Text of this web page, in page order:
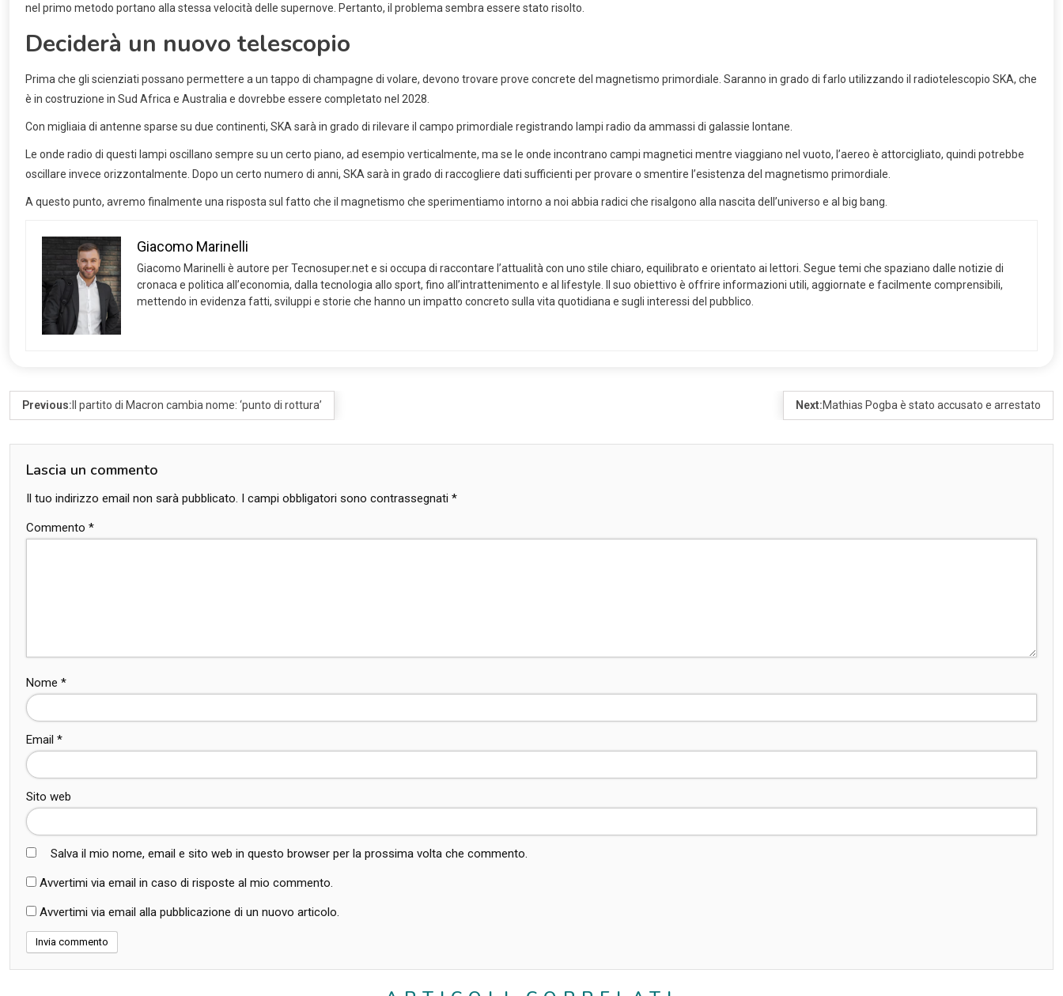
nel primo metodo portano alla stessa velocità delle supernove. Pertanto, il problema sembra essere stato risolto.
Deciderà un nuovo telescopio
Prima che gli scienziati possano permettere a un tappo di champagne di volare, devono trovare prove concrete del magnetismo primordiale. Saranno in grado di farlo utilizzando il radiotelescopio SKA, che
è in costruzione in Sud Africa e Australia e dovrebbe essere completato nel 2028.
Con migliaia di antenne sparse su due continenti, SKA sarà in grado di rilevare il campo primordiale registrando lampi radio da ammassi di galassie lontane.
Le onde radio di questi lampi oscillano sempre su un certo piano, ad esempio verticalmente, ma se le onde incontrano campi magnetici mentre viaggiano nel vuoto, l’aereo è attorcigliato, quindi potrebbe
oscillare invece orizzontalmente. Dopo un certo numero di anni, SKA sarà in grado di raccogliere dati sufficienti per provare o smentire l’esistenza del magnetismo primordiale.
A questo punto, avremo finalmente una risposta sul fatto che il magnetismo che sperimentiamo intorno a noi abbia radici che risalgono alla nascita dell’universo e al big bang.
Giacomo Marinelli
Giacomo Marinelli è autore per Tecnosuper.net e si occupa di raccontare l’attualità con uno stile chiaro, equilibrato e orientato ai lettori. Segue temi che spaziano dalle notizie di
cronaca e politica all’economia, dalla tecnologia allo sport, fino all’intrattenimento e al lifestyle. Il suo obiettivo è offrire informazioni utili, aggiornate e facilmente comprensibili,
mettendo in evidenza fatti, sviluppi e storie che hanno un impatto concreto sulla vita quotidiana e sugli interessi del pubblico.
Previous: Il partito di Macron cambia nome: ‘punto di rottura’ Next:Mathias Pogba è stato accusato e arrestato
Lascia un commento
Il tuo indirizzo email non sarà pubblicato. I campi obbligatori sono contrassegnati *
Commento *
Nome *
Email *
Sito web
Salva il mio nome, email e sito web in questo browser per la prossima volta che commento.
Avvertimi via email in caso di risposte al mio commento.
Avvertimi via email alla pubblicazione di un nuovo articolo.